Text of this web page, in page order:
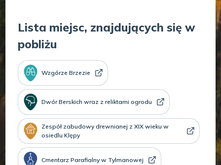
Lista miejsc, znajdujących się w
pobliżu
Wzgórze Brzezie
Dwór Berskich wraz z reliktami ogrodu
Zespół zabudowy drewnianej z XIX wieku w
osiedlu Klępy
Cmentarz Parafialny w Tylmanowej